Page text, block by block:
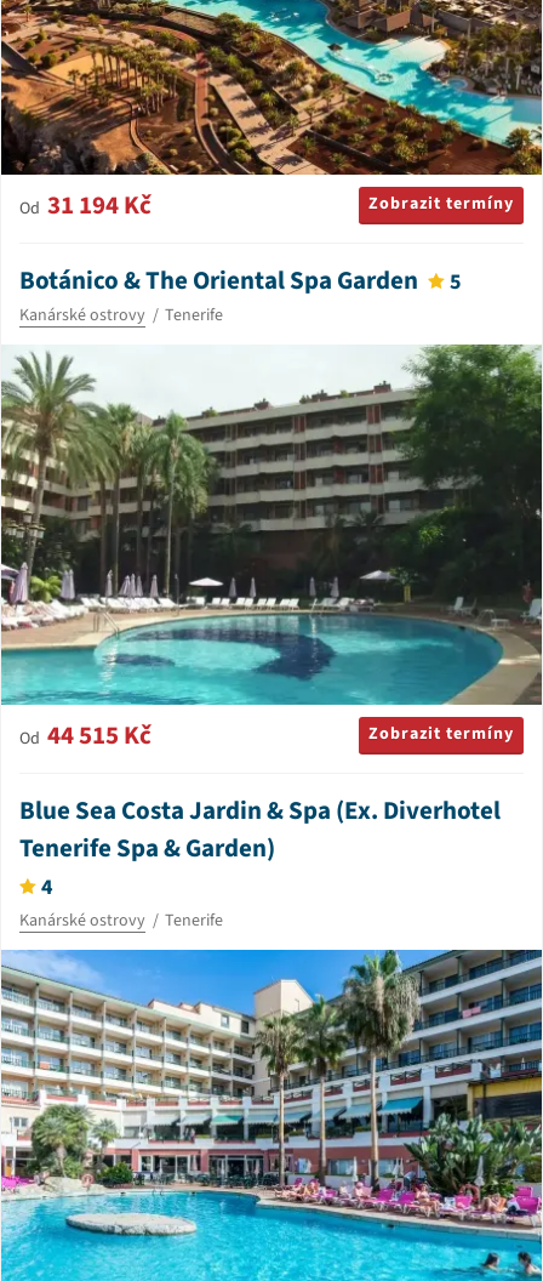
Od 31 194 Kč Zobrazit termíny
Botánico & The Oriental Spa Garden 5
Kanárské ostrovy Tenerife
Od 44 515 Kč Zobrazit termíny
Blue Sea Costa Jardin & Spa (Ex. Diverhotel
Tenerife Spa & Garden)
4
Kanárské ostrovy Tenerife